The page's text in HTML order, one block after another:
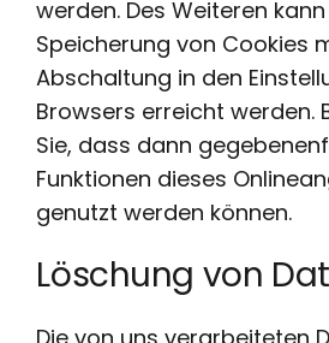
werden. Des Weiteren
Speicherung von Cookies
Abschaltung in den
Browsers erreicht werden.
Sie, dass dann
Funktionen dieses
genutzt werden können.
Löschung von